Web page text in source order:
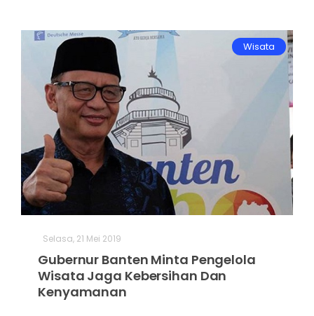
Wisata
Selasa, 21 Mei 2019
Gubernur Banten Minta Pengelola
Wisata Jaga Kebersihan Dan
Kenyamanan